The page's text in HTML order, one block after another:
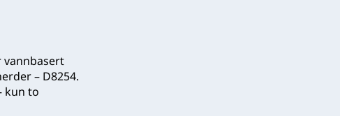
vannbasert
– D8254.
kun to